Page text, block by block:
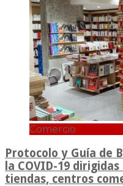
Comercio
Protocolo y Guía de
la COVID-19
tiendas, centros